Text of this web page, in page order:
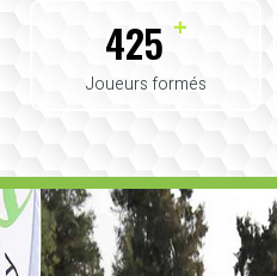
425 +
Joueurs formés